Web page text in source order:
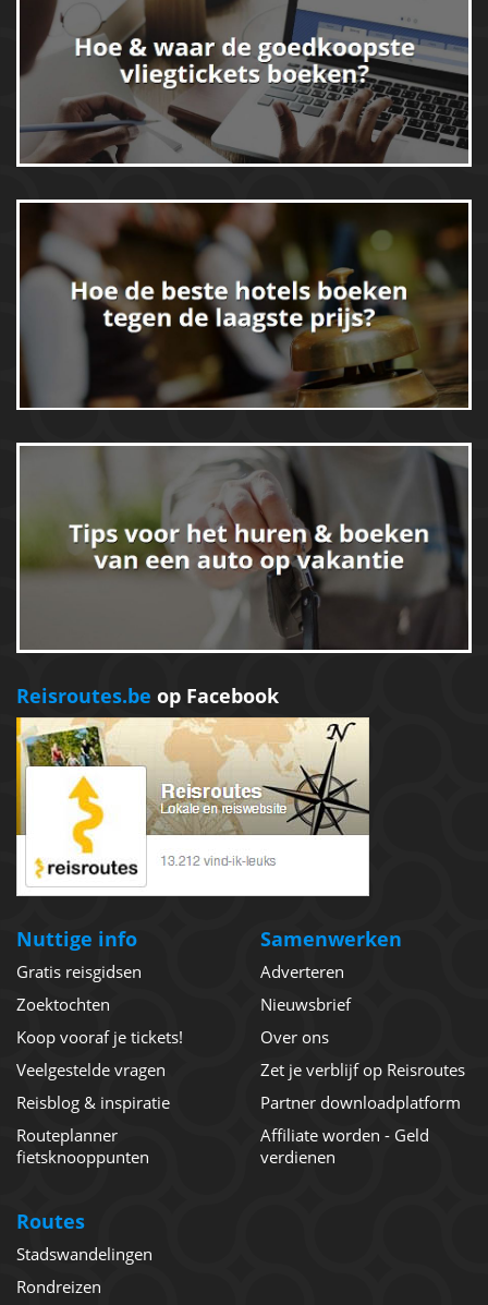
Reisroutes.be op Facebook
Nuttige info
Gratis reisgidsen
Zoektochten
Koop vooraf je tickets!
Veelgestelde vragen
Reisblog & inspiratie
Routeplanner
fietsknooppunten
Samenwerken
Adverteren
Nieuwsbrief
Over ons
Zet je verblijf op Reisroutes
Partner downloadplatform
Affiliate worden - Geld
verdienen
Routes
Stadswandelingen
Rondreizen